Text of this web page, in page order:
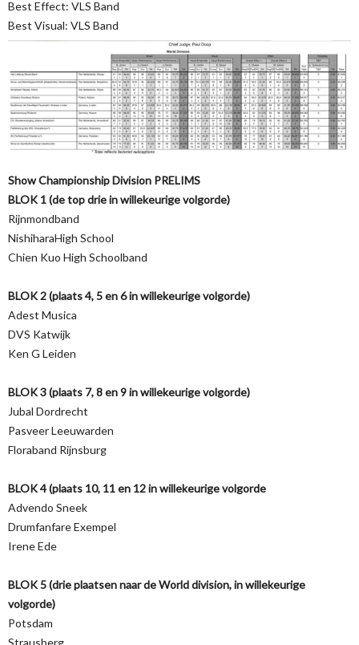
Best Effect: VLS Band
Best Visual: VLS Band
Show Championship Division PRELIMS
BLOK 1 (de top drie in willekeurige volgorde)
Rijnmondband
NishiharaHigh School
Chien Kuo High Schoolband
BLOK 2 (plaats 4, 5 en 6 in willekeurige volgorde)
Adest Musica
DVS Katwijk
Ken G Leiden
BLOK 3 (plaats 7, 8 en 9 in willekeurige volgorde)
Jubal Dordrecht
Pasveer Leeuwarden
Floraband Rijnsburg
BLOK 4 (plaats 10, 11 en 12 in willekeurige volgorde
Advendo Sneek
Drumfanfare Exempel
Irene Ede
BLOK 5 (drie plaatsen naar de World division, in willekeurige
volgorde)
Potsdam